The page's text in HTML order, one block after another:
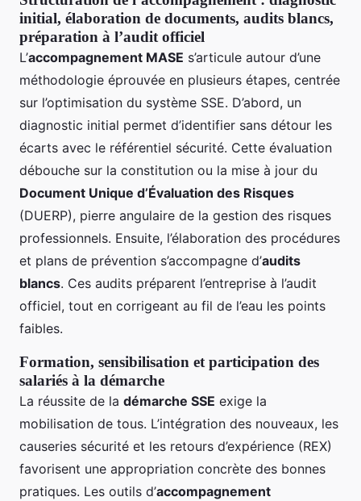
initial, élaboration de documents, audits blancs,
préparation à l’audit officiel
L’accompagnement MASE s’articule autour d’une
méthodologie éprouvée en plusieurs étapes, centrée
sur l’optimisation du système SSE. D’abord, un
diagnostic initial permet d’identifier sans détour les
écarts avec le référentiel sécurité. Cette évaluation
débouche sur la constitution ou la mise à jour du
Document Unique d’Évaluation des Risques
(DUERP), pierre angulaire de la gestion des risques
professionnels. Ensuite, l’élaboration des procédures
et plans de prévention s’accompagne d’audits
blancs. Ces audits préparent l’entreprise à l’audit
officiel, tout en corrigeant au fil de l’eau les points
faibles.
Formation, sensibilisation et participation des
salariés à la démarche
La réussite de la démarche SSE exige la
mobilisation de tous. L’intégration des nouveaux, les
causeries sécurité et les retours d’expérience (REX)
favorisent une appropriation concrète des bonnes
pratiques. Les outils d’accompagnement